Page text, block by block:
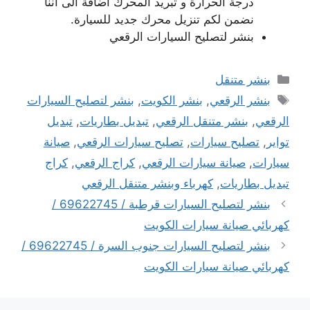
نضمن لكم تنزيل محرك جديد للسيارة.
بنشر لتصليح السيارات الرقعي
التصنيفات
بنشر متنقل
الوسوم
بنشر الرقعي, بنشر الكويت, بنشر لتصليح السيارات
الرقعي, بنشر متنقل الرقعي, تبديل بطاريات, تبديل
تواير , تصليح سيارات, تصليح سيارات الرقعي, صيانة
سيارات, صيانة سيارات الرقعي, كراج الرقعي, كراج
تبديل بطاريات, كهرباء وبنشر متنقل الرقعي
بنشر لتصليح السيارات قرطبة / 69622745 /
كهربائي صيانة سيارات الكويت
بنشر لتصليح السيارات جنوب السرة / 69622745 /
كهربائي صيانة سيارات الكويت